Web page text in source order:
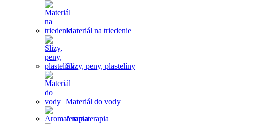
Materiál na triedenie
Slizy, peny, plastelíny
Materiál do vody
Aromaterapia